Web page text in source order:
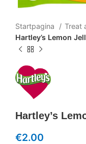
Startpagina Treat
Hartley’s Lemon
Hartley’s
€2.00